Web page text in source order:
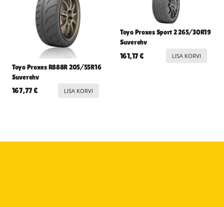
Toyo Proxes R888R 205/55R16
Suverehv
167,77€ LISA KORVI
Toyo Proxes Sport 2 265/30R19
Suverehv
161,17€ LISA KORVI